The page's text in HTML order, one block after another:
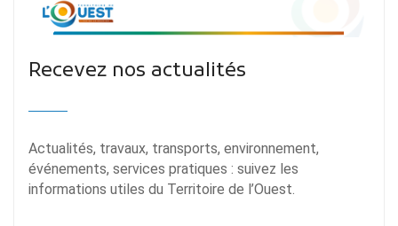
Recevez nos actualités
Actualités, travaux, transports, environnement,
événements, services pratiques : suivez les
informations utiles du Territoire de l’Ouest.